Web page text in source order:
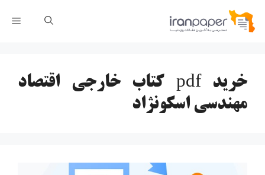
پرش
خرید pdf کتاب خارجی اقتصاد
مهندسی اسکونژاد